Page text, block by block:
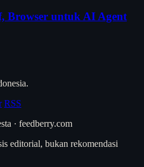
Browser untuk AI Agent
RSS
· feedberry.com
editorial, bukan rekomendasi